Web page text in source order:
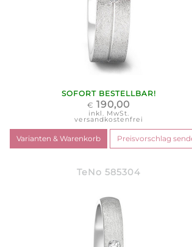
SOFORT BESTELLBAR!
€ 190,00
inkl. MwSt.
versandkostenfrei
TeNo 585304